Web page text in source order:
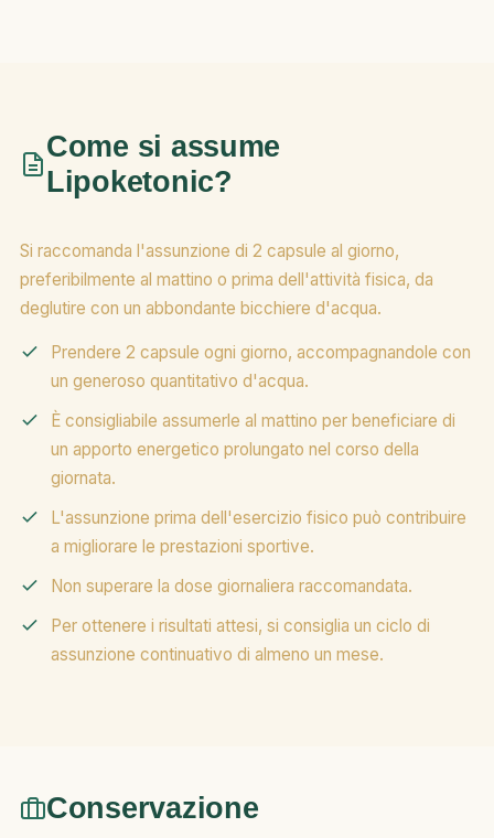
Come si assume
Lipoketonic?
Si raccomanda l'assunzione di 2 capsule al giorno,
preferibilmente al mattino o prima dell'attività fisica, da
deglutire con un abbondante bicchiere d'acqua.
Prendere 2 capsule ogni giorno, accompagnandole con
un generoso quantitativo d'acqua.
È consigliabile assumerle al mattino per beneficiare di
un apporto energetico prolungato nel corso della
giornata.
L'assunzione prima dell'esercizio fisico può contribuire
a migliorare le prestazioni sportive.
Non superare la dose giornaliera raccomandata.
Per ottenere i risultati attesi, si consiglia un ciclo di
assunzione continuativo di almeno un mese.
Conservazione